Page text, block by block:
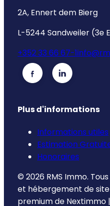
2A, Ennert dem Bierg
L-5244 Sandweiler (3e
+352 33 66 67-1
Plus d'informations
Informations utiles
Estimation
Honoraires
© 2026 RMS Immo.
et hébergement de
premium de Nextimmo |